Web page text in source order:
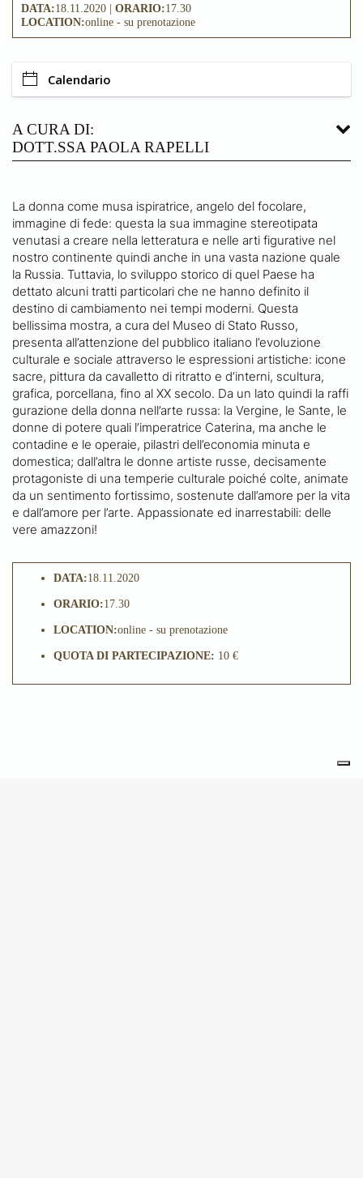
DATA:18.11.2020 | ORARIO:17.30
LOCATION:online - su prenotazione
Calendario
A CURA DI:
DOTT.SSA PAOLA RAPELLI
La donna come musa ispiratrice, angelo del focolare,
immagine di fede: questa la sua immagine stereotipata
venutasi a creare nella letteratura e nelle arti figurative nel
nostro continente quindi anche in una vasta nazione quale
la Russia. Tuttavia, lo sviluppo storico di quel Paese ha
dettato alcuni tratti particolari che ne hanno definito il
destino di cambiamento nei tempi moderni. Questa
bellissima mostra, a cura del Museo di Stato Russo,
presenta all’attenzione del pubblico italiano l’evoluzione
culturale e sociale attraverso le espressioni artistiche: icone
sacre, pittura da cavalletto di ritratto e d’interni, scultura,
grafica, porcellana, fino al XX secolo. Da un lato quindi la raffi
gurazione della donna nell’arte russa: la Vergine, le Sante, le
donne di potere quali l’imperatrice Caterina, ma anche le
contadine e le operaie, pilastri dell’economia minuta e
domestica; dall’altra le donne artiste russe, decisamente
protagoniste di una temperie culturale poiché colte, animate
da un sentimento fortissimo, sostenute dall’amore per la vita
e dall’amore per l’arte. Appassionate ed inarrestabili: delle
vere amazzoni!
DATA:18.11.2020
ORARIO:17.30
LOCATION:online - su prenotazione
QUOTA DI PARTECIPAZIONE: 10 €